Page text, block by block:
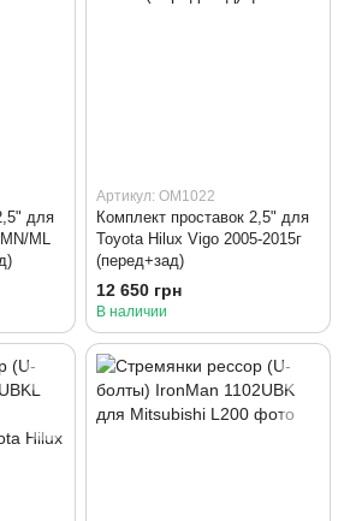
для
ML
Артикул: OM1022
Комплект проставок 2,5" для
Toyota Hilux Vigo 2005-2015г
(перед+зад)
12 650 грн
В наличии